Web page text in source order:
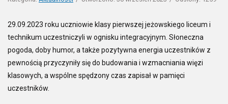
29.09.2023 roku uczniowie klasy pierwszej jeżowskiego liceum i
technikum uczestniczyli w ognisku integracyjnym. Słoneczna
pogoda, doby humor, a także pozytywna energia uczestników z
pewnością przyczyniły się do budowania i wzmacniania więzi
klasowych, a wspólne spędzony czas zapisał w pamięci
uczestników.